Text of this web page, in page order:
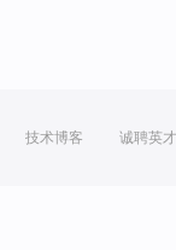
技术博客 诚聘英才